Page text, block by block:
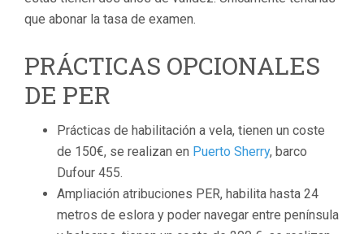
que abonar la tasa de examen.
PRÁCTICAS OPCIONALES
DE PER
Prácticas de habilitación a vela, tienen un coste
de 150€, se realizan en Puerto Sherry, barco
Dufour 455.
Ampliación atribuciones PER, habilita hasta 24
metros de eslora y poder navegar entre península